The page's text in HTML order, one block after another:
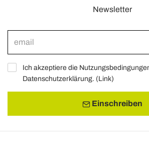
Newsletter
Ich akzeptiere die
Datenschutzerklärung. (Link)
Einschreiben